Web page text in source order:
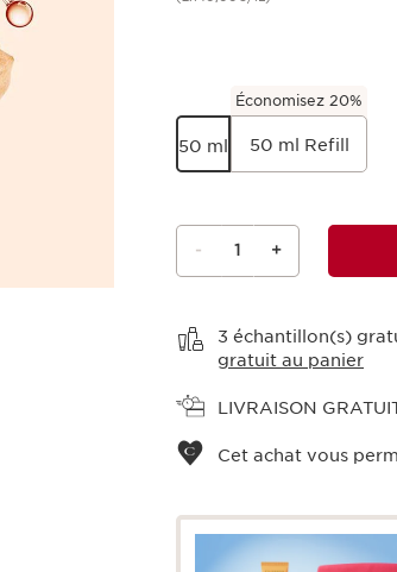
50 ml
Économisez 20%
50 ml Refill
- 1 +
3 échantillon(s)
gratuit au panier
LIVRAISON
Cet achat vous